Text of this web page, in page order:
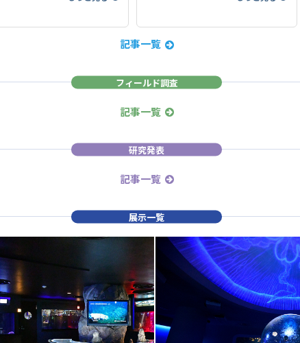
記事一覧
フィールド調査
記事一覧
研究発表
記事一覧
展示一覧